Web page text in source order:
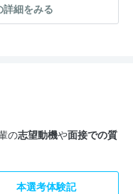
細をみる
の志望動機や面接での質
本選考体験記